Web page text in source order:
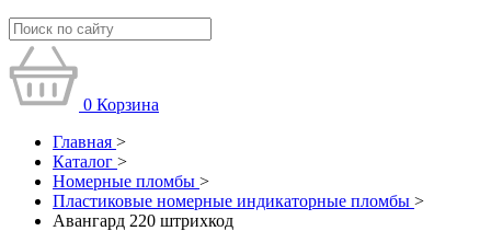
0 Корзина
Главная >
Каталог >
Номерные пломбы >
Пластиковые номерные индикаторные пломбы >
Авангард 220 штрихкод